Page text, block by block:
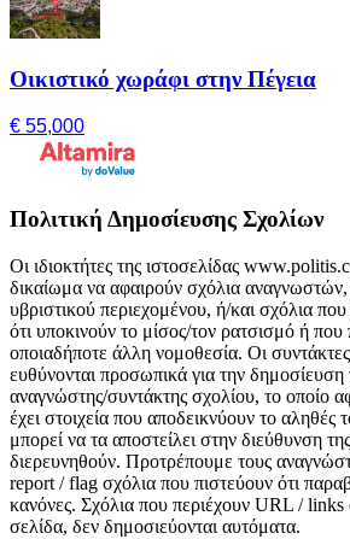
Οικιστικό χωράφι στην Πέγεια
€ 55,000
Πολιτική Δημοσίευσης Σχολίων
Οι ιδιοκτήτες της ιστοσελίδας
δικαίωμα να αφαιρούν σχόλια
υβριστικού περιεχομένου, ή/και σχόλια
ότι υποκινούν το μίσος/τον ρατσισμό ή που
οποιαδήποτε άλλη νομοθεσία. Οι
ευθύνονται προσωπικά για την δημοσίευση
αναγνώστης/συντάκτης σχολίου, το οποίο
έχει στοιχεία που αποδεικνύουν το αληθές
μπορεί να τα αποστείλει στην διεύθυνση
διερευνηθούν. Προτρέπουμε τους
report / flag σχόλια που πιστεύουν ότι
κανόνες. Σχόλια που περιέχουν URL / links
σελίδα, δεν δημοσιεύονται αυτόματα.